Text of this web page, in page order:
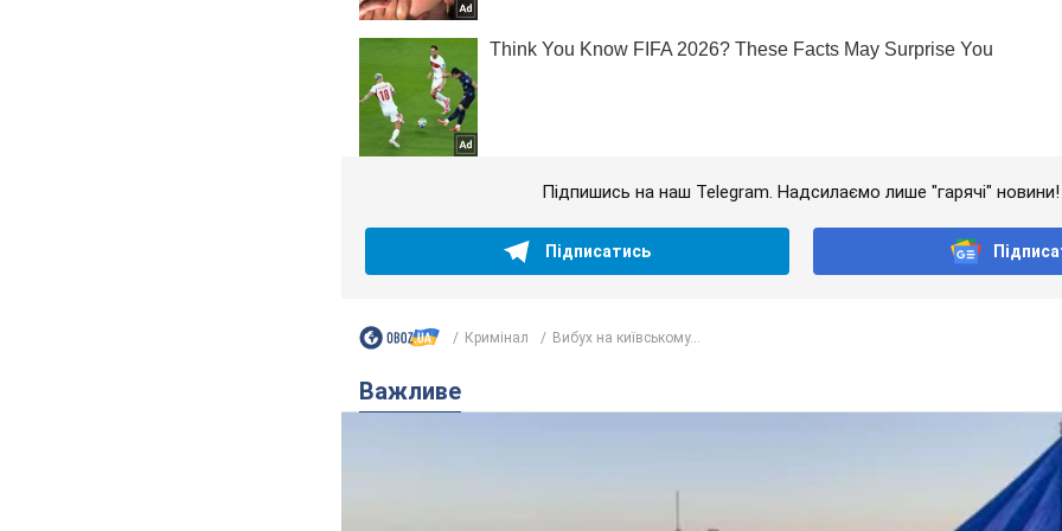
Підпишись на наш Telegram. Надсилаємо лише "гарячі" новини!
Підписатись
Кримінал Вибух на київському...
Важливе